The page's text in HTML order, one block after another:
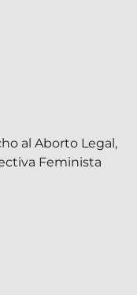
al Aborto Legal,
Feminista